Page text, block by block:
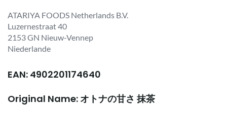
ATARIYA FOODS Netherlands B.V.
Luzernestraat 40
2153 GN Nieuw-Vennep
Niederlande
EAN: 4902201174640
Original Name: オトナの甘さ 抹茶